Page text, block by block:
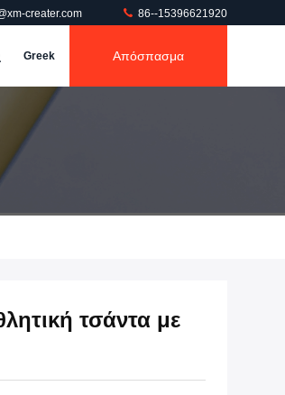
creater.com 86--15396621920
Greek Απόσπασμα
τσάντα με